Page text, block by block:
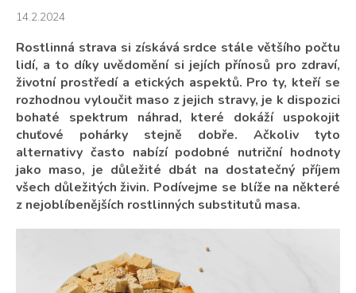
14.2.2024
Rostlinná strava si získává srdce stále většího počtu
lidí, a to díky uvědomění si jejích přínosů pro zdraví,
životní prostředí a etických aspektů. Pro ty, kteří se
rozhodnou vyloučit maso z jejich stravy, je k dispozici
bohaté spektrum náhrad, které dokáží uspokojit
chuťové pohárky stejně dobře. Ačkoliv tyto
alternativy často nabízí podobné nutriční hodnoty
jako maso, je důležité dbát na dostatečný příjem
všech důležitých živin. Podívejme se blíže na některé
z nejoblíbenějších rostlinných substitutů masa.